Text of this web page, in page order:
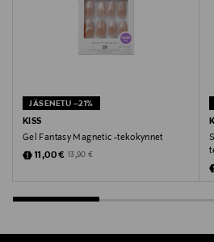
JÄSENETU –21%
KISS
Gel Fantasy Magnetic -tekokynnet
Discounted Price
11,00 € Original Price
13,90 €